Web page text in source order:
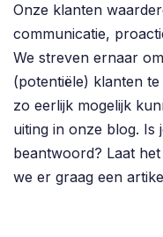
Onze klanten
communicatie,
We streven ernaar
(potentiële) klanten
zo eerlijk mogelijk
uiting in onze blog. Is
beantwoord? Laat
we er graag een